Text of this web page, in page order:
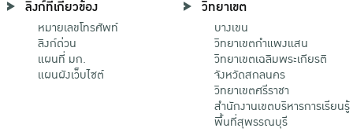
ลิงก์ที่เกี่ยวข้อง
หมายเลขโทรศัพท์
ลิงก์ด่วน
แผนที่ มก.
แผนผังเว็บไซต์
วิทยาเขต
บางเขน
วิทยาเขตกําแพงแสน
วิทยาเขตเฉลิมพระเกียรติ
จังหวัดสกลนคร
วิทยาเขตศรีราชา
สำนักงานเขตบริหารการเรียนรู้
พื้นที่สุพรรณบุรี